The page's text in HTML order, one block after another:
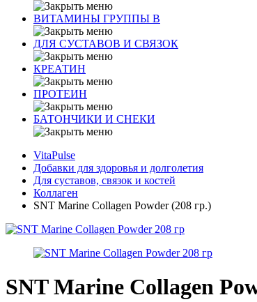
ВИТАМИНЫ ГРУППЫ В
ДЛЯ СУСТАВОВ И СВЯЗОК
КРЕАТИН
ПРОТЕИН
БАТОНЧИКИ И СНЕКИ
VitaPulse
Добавки для здоровья и долголетия
Для суставов, связок и костей
Коллаген
SNT Marine Collagen Powder (208 гр.)
SNT Marine Collagen